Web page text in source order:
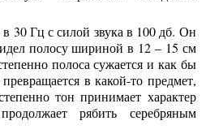
30 Гц с силой звука в 100 дб. Он
полосу шириной в 12 – 15 см
полоса сужается и как бы
в какой-то предмет,
тон принимает характер
рябить серебряным